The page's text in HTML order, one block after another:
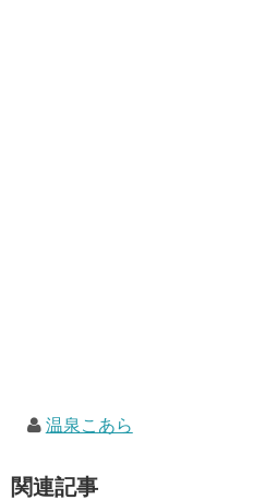
温泉こあら
関連記事